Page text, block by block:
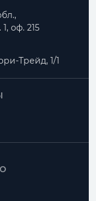
оф. 215
Трейд, 1/1